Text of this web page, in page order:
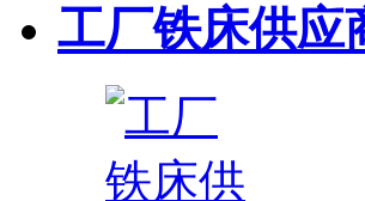
工厂铁床供应